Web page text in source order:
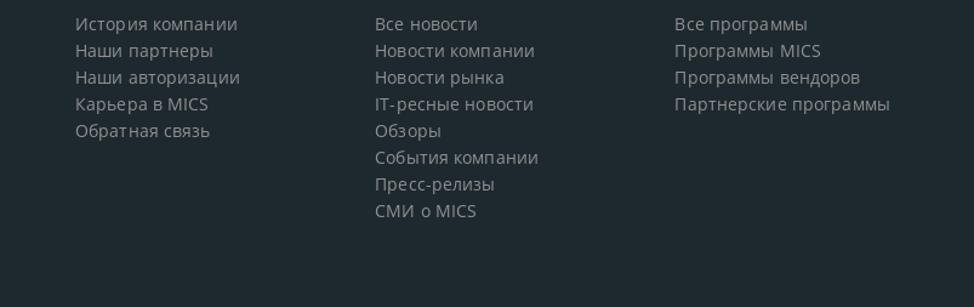
История компании
Наши партнеры
Наши авторизации
Карьера в MICS
Обратная связь
Все новости
Новости компании
Новости рынка
IT-ресные новости
Обзоры
События компании
Пресс-релизы
СМИ о MICS
Все программы
Программы MICS
Программы вендоров
Партнерские программы